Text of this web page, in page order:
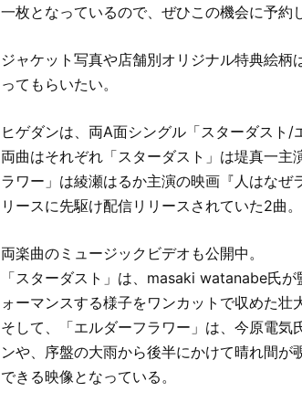
一枚となっているので、ぜひこの機会に予約
ジャケット写真や店舗別オリジナル特典絵
ってもらいたい。
ヒゲダンは、両A面シングル「スターダスト/
両曲はそれぞれ「スターダスト」は堤真一
ラワー」は綾瀬はるか主演の映画『人はな
リースに先駆け配信リリースされていた2曲。
両楽曲のミュージックビデオも公開中。
「スターダスト」は、masaki watanabe氏
ォーマンスする様子をワンカットで収めた壮
そして、「エルダーフラワー」は、今原電
ンや、序盤の大雨から後半にかけて晴れ間
できる映像となっている。